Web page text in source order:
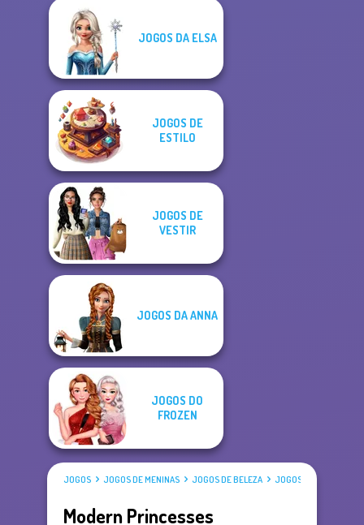
JOGOS DA ELSA
JOGOS DE
ESTILO
JOGOS DE
VESTIR
JOGOS DA ANNA
JOGOS DO
FROZEN
JOGOS JOGOS DE MENINAS JOGOS DE BELEZA JOGOS DE VESTIR
Modern Princesses